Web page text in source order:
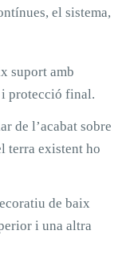
el sistema,
suport amb
protecció final.
de l’acabat sobre
terra existent ho
de baix
i una altra